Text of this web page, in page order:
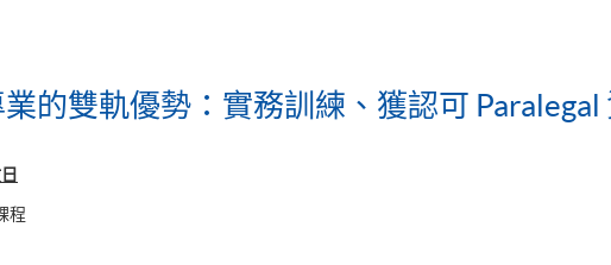
的雙軌優勢：實務訓練、獲認可 Paralegal
程